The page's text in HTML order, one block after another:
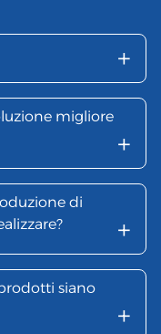
+
migliore
+
di
+
siano
+